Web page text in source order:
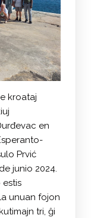
kroataj
en
Prvić
junio 2024.
estis
unuan fojon
tri, ĝi